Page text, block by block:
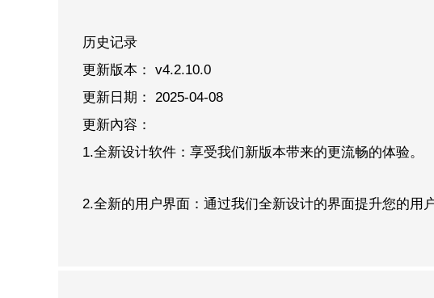
历史记录
更新版本： v4.2.10.0
更新日期： 2025-04-08
更新內容：
1.全新设计软件：享受我们新版本带来的更流畅的体验。
2.全新的用户界面：通过我们全新设计的界面提升您的用户